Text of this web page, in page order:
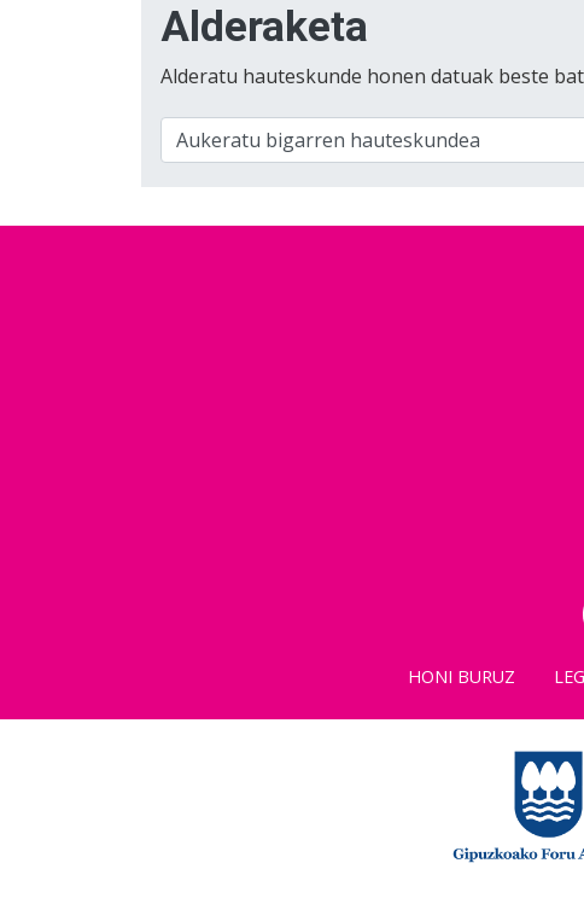
Alderaketa
Alderatu hauteskunde honen datuak beste
HONI BURUZ